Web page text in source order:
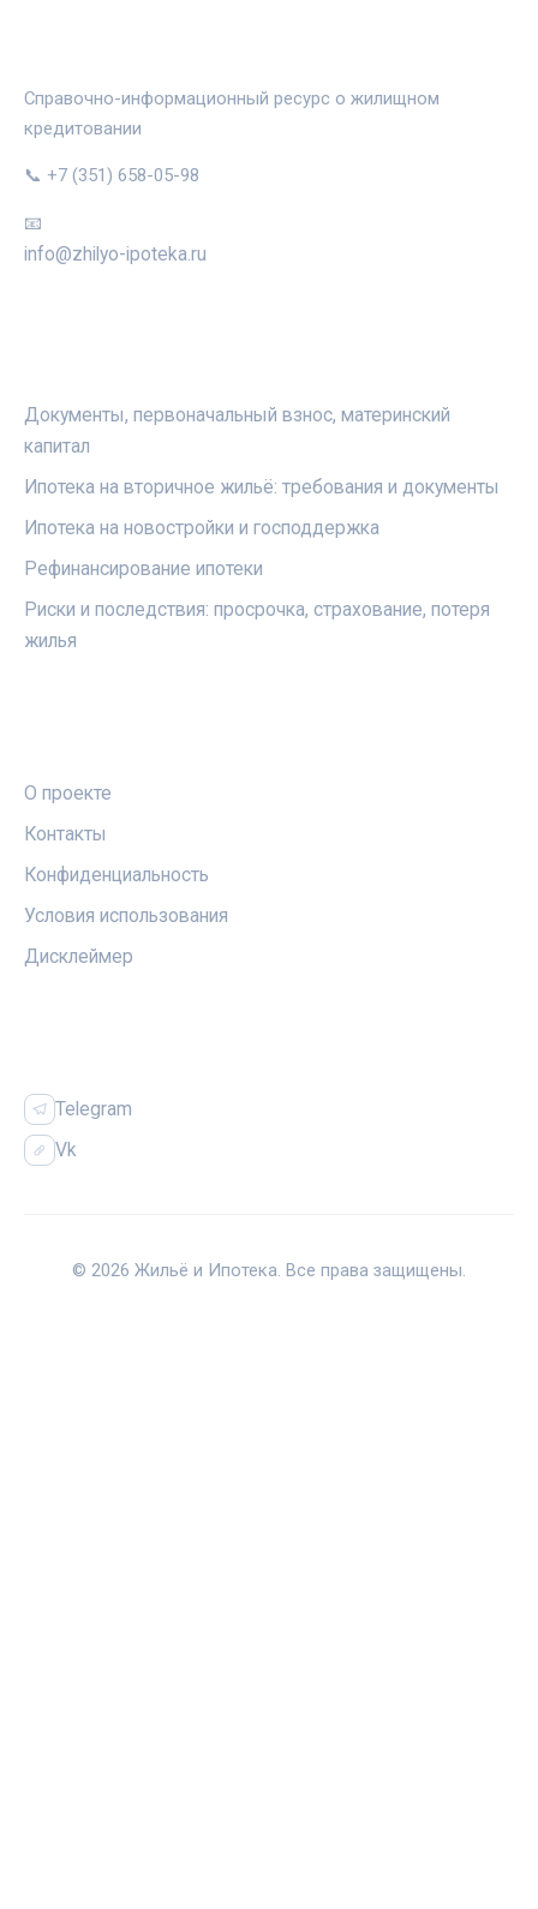
Справочно-информационный ресурс о жилищном
кредитовании
📞 +7 (351) 658-05-98
📧
info@zhilyo-ipoteka.ru
Документы, первоначальный взнос, материнский
капитал
Ипотека на вторичное жильё: требования и документы
Ипотека на новостройки и господдержка
Рефинансирование ипотеки
Риски и последствия: просрочка, страхование, потеря
жилья
О проекте
Контакты
Конфиденциальность
Условия использования
Дисклеймер
Telegram
Vk
© 2026 Жильё и Ипотека. Все права защищены.